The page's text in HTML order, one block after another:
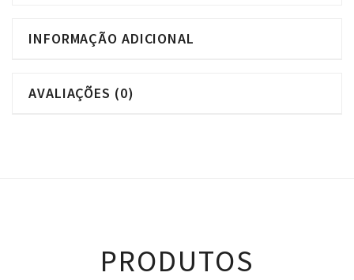
INFORMAÇÃO ADICIONAL
AVALIAÇÕES (0)
PRODUTOS